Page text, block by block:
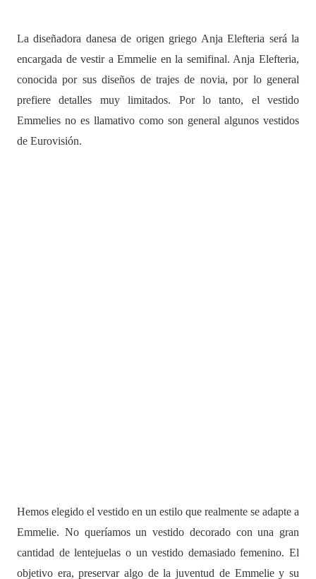
La diseñadora danesa de origen griego Anja Elefteria será la
encargada de vestir a Emmelie en la semifinal. Anja Elefteria,
conocida por sus diseños de trajes de novia, por lo general
prefiere detalles muy limitados. Por lo tanto, el vestido
Emmelies no es llamativo como son general algunos vestidos
de Eurovisión.
Hemos elegido el vestido en un estilo que realmente se adapte a
Emmelie. No queríamos un vestido decorado con una gran
cantidad de lentejuelas o un vestido demasiado femenino. El
objetivo era, preservar algo de la juventud de Emmelie y su